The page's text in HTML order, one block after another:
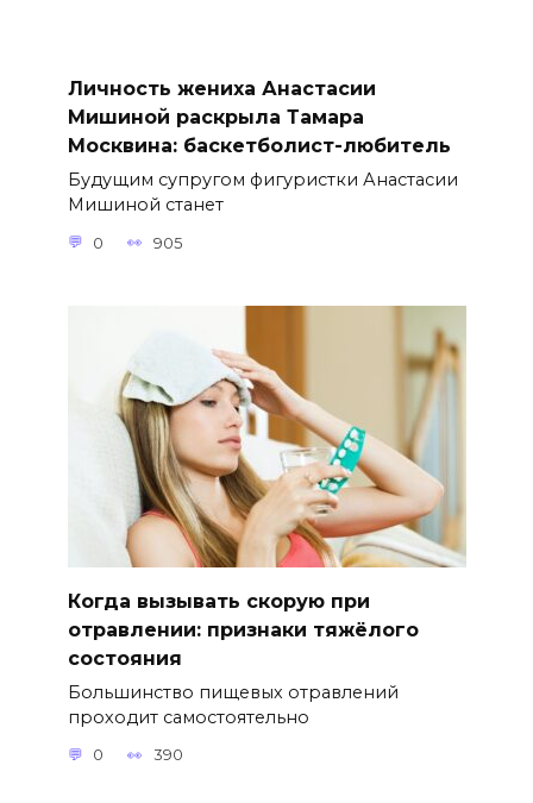
Личность жениха Анастасии
Мишиной раскрыла Тамара
Москвина: баскетболист-любитель
Будущим супругом фигуристки Анастасии
Мишиной станет
0 905
Когда вызывать скорую при
отравлении: признаки тяжёлого
состояния
Большинство пищевых отравлений
проходит самостоятельно
0 390